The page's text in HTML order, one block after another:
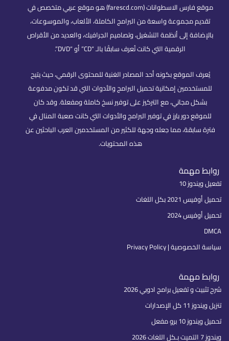
موقع فارس الاسطوانات (farescd.com) هو موقع عربي متخصص في
تقديم مجموعة واسعة من البرامج الكاملة، الألعاب، والموسوعات،
بالإضافة إلى أنظمة التشغيل، وتصاميم الجرافيك، والعديد من الأقراص
الرقمية التي كانت تُعرف سابقًا بالـ “CD” أو “DVD”.
يُعرف الموقع بكونه أحد المصادر الغنية للمحتوى الرقمي، حيث يتيح
للمستخدمين إمكانية تحميل البرامج والأدوات التي قد تكون مدفوعة
بشكل مجاني، مع التركيز على توفير نسخ كاملة ومفعلة. وقد كان
للموقع دور بارز في توفير البرامج والأدوات التي كانت صعبة المنال في
فترة سابقة، مما جعله وجهة للكثير من المستخدمين العرب الباحثين عن
هذه المحتويات.
روابط مهمة
تفعيل ويندوز 10
تحميل أوفيس 2021 بكل اللغات
تحميل أوفيس 2024
DMCA
سياسة الخصوصية | Privacy Policy
روابط مهمة
شرح تثبيت و تفعيل برامج ادوبي 2026
تنزيل ويندوز 11 كل الإصدارات
تحميل ويندوز 10 برو مفعل
ويندوز 7 التميت بـكل اللغات 2026